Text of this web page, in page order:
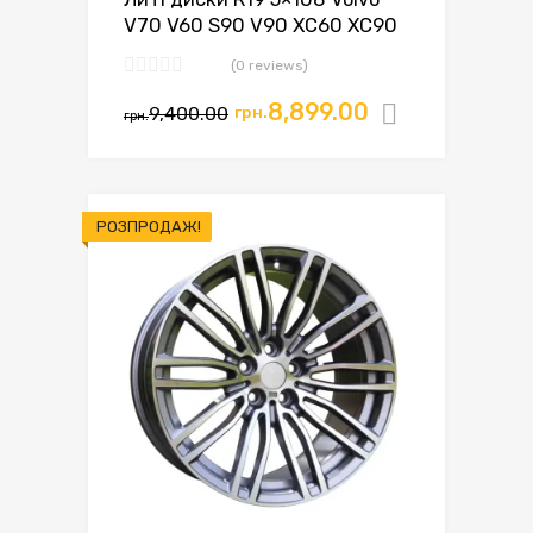
V70 V60 S90 V90 XC60 XC90
(0 reviews)
грн.9,400.00 грн.8,899.00
РОЗПРОДАЖ!